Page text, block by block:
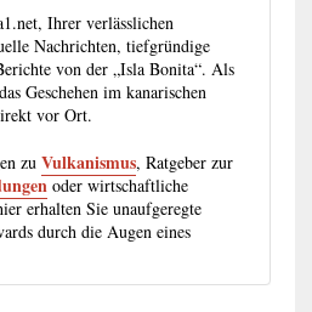
Ihrer verlässlichen
Nachrichten, tiefgründige
von der „Isla Bonita“. Als
Geschehen im kanarischen
vor Ort.
zu Vulkanismus, Ratgeber zur
oder wirtschaftliche
erhalten Sie unaufgeregte
durch die Augen eines